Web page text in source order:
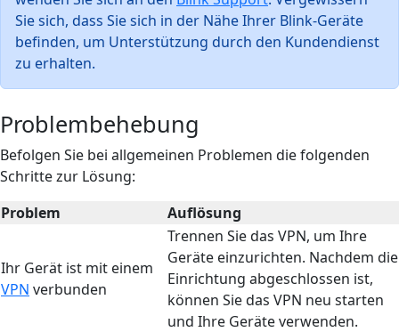
Sie sich, dass Sie sich in der Nähe Ihrer Blink-Geräte
befinden, um Unterstützung durch den Kundendienst
zu erhalten.
Problembehebung
Befolgen Sie bei allgemeinen Problemen die folgenden
Schritte zur Lösung:
Problem
Auflösung
Ihr Gerät ist mit einem
VPN verbunden
Trennen Sie das VPN, um Ihre
Geräte einzurichten. Nachdem die
Einrichtung abgeschlossen ist,
können Sie das VPN neu starten
und Ihre Geräte verwenden.